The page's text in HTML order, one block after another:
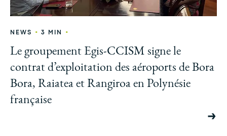
NEWS • 3 MIN •
Le groupement Egis-CCISM signe le
contrat d’exploitation des aéroports de Bora
Bora, Raiatea et Rangiroa en Polynésie
française